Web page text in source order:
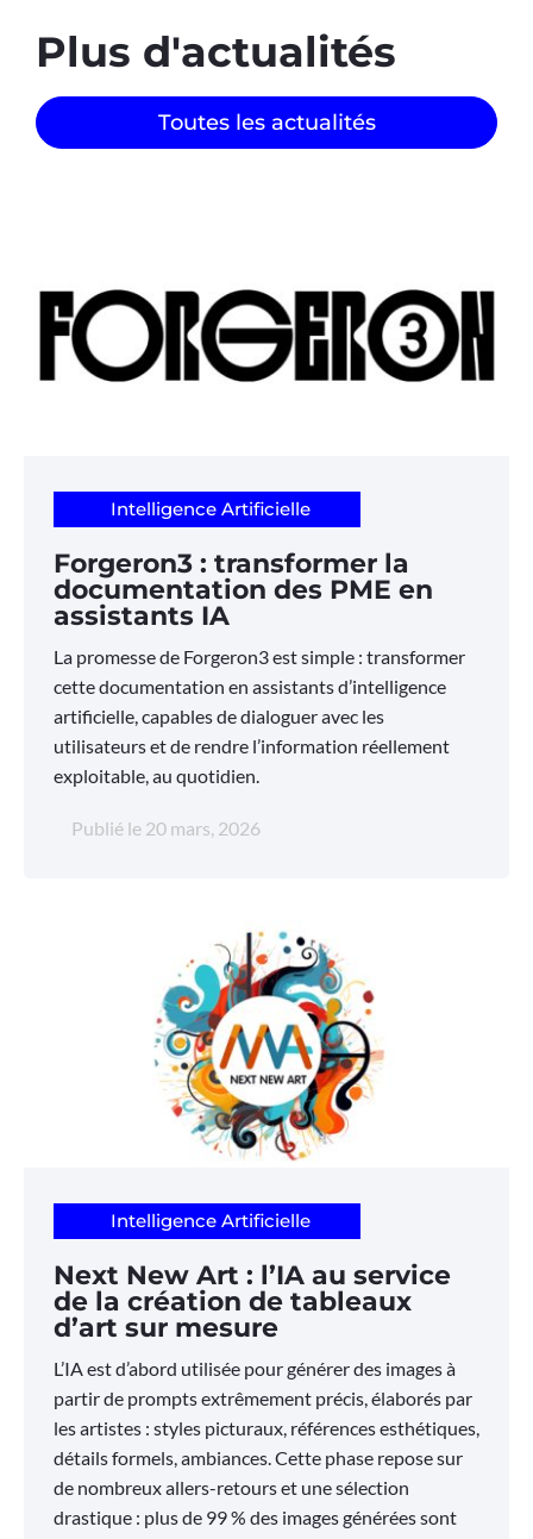
Plus d'actualités
Toutes les actualités
Intelligence Artificielle
Forgeron3 : transformer la
documentation des PME en
assistants IA
La promesse de Forgeron3 est simple : transformer
cette documentation en assistants d’intelligence
artificielle, capables de dialoguer avec les
utilisateurs et de rendre l’information réellement
exploitable, au quotidien.
Publié le 20 mars, 2026
Intelligence Artificielle
Next New Art : l’IA au service
de la création de tableaux
d’art sur mesure
L’IA est d’abord utilisée pour générer des images à
partir de prompts extrêmement précis, élaborés par
les artistes : styles picturaux, références esthétiques,
détails formels, ambiances. Cette phase repose sur
de nombreux allers-retours et une sélection
drastique : plus de 99 % des images générées sont